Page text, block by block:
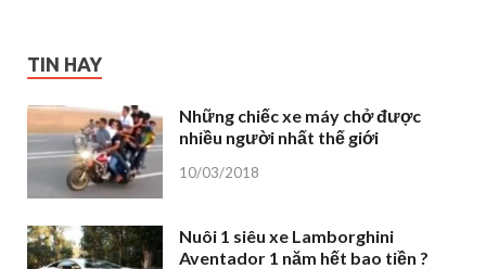
TIN HAY
Những chiếc xe máy chở được
nhiều người nhất thế giới
10/03/2018
Nuôi 1 siêu xe Lamborghini
Aventador 1 năm hết bao tiền ?